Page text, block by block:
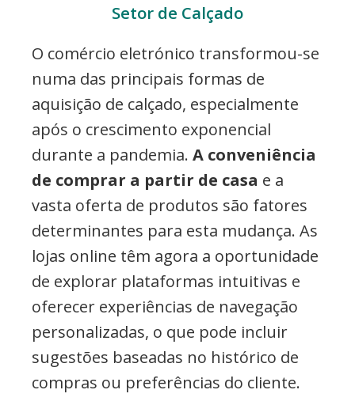
Setor de Calçado
O comércio eletrónico transformou-se
numa das principais formas de
aquisição de calçado, especialmente
após o crescimento exponencial
durante a pandemia. A conveniência
de comprar a partir de casa e a
vasta oferta de produtos são fatores
determinantes para esta mudança. As
lojas online têm agora a oportunidade
de explorar plataformas intuitivas e
oferecer experiências de navegação
personalizadas, o que pode incluir
sugestões baseadas no histórico de
compras ou preferências do cliente.